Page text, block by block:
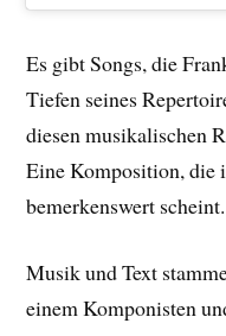
Es gibt Songs, die
Tiefen seines
diesen musikalischen
Eine Komposition,
bemerkenswert scheint.
Musik und Text
einem Komponisten